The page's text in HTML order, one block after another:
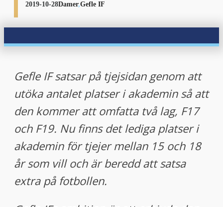
2019-10-28Damer,Gefle IF
Gefle IF satsar på tjejsidan genom att
utöka antalet platser i akademin så att
den kommer att omfatta två lag, F17
och F19. Nu finns det lediga platser i
akademin för tjejer mellan 15 och 18
år som vill och är beredd att satsa
extra på fotbollen.